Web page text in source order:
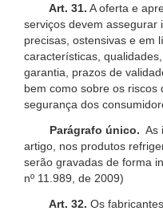
Art. 31. A oferta e
serviços devem assegurar
precisas, ostensivas e em
características,
garantia, prazos de
bem como sobre os
segurança dos
Parágrafo único. As
artigo, nos produtos
serão gravadas de
nº 11.989, de 2009)
Art. 32. Os